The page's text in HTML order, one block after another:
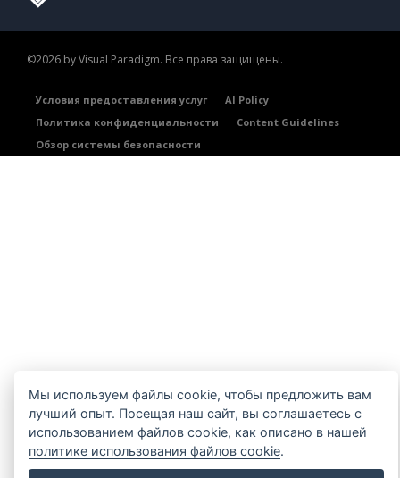
©2026 by Visual Paradigm. Все права защищены.
Условия предоставления услуг
AI Policy
Политика конфиденциальности
Content Guidelines
Обзор системы безопасности
Мы используем файлы cookie, чтобы предложить вам
лучший опыт. Посещая наш сайт, вы соглашаетесь с
использованием файлов cookie, как описано в нашей
политике использования файлов cookie.